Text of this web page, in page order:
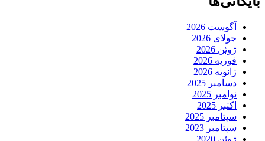
آگوست 2026
جولای 2026
ژوئن 2026
فوریه 2026
ژانویه 2026
دسامبر 2025
نوامبر 2025
اکتبر 2025
سپتامبر 2025
سپتامبر 2023
ژوئن 2020